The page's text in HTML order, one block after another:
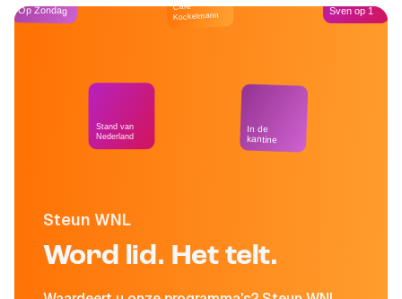
Steun WNL
Word lid. Het telt.
Op Zondag
Stand van
Nederland
Café
Kockelmann
In de
kantine
Sven op 1